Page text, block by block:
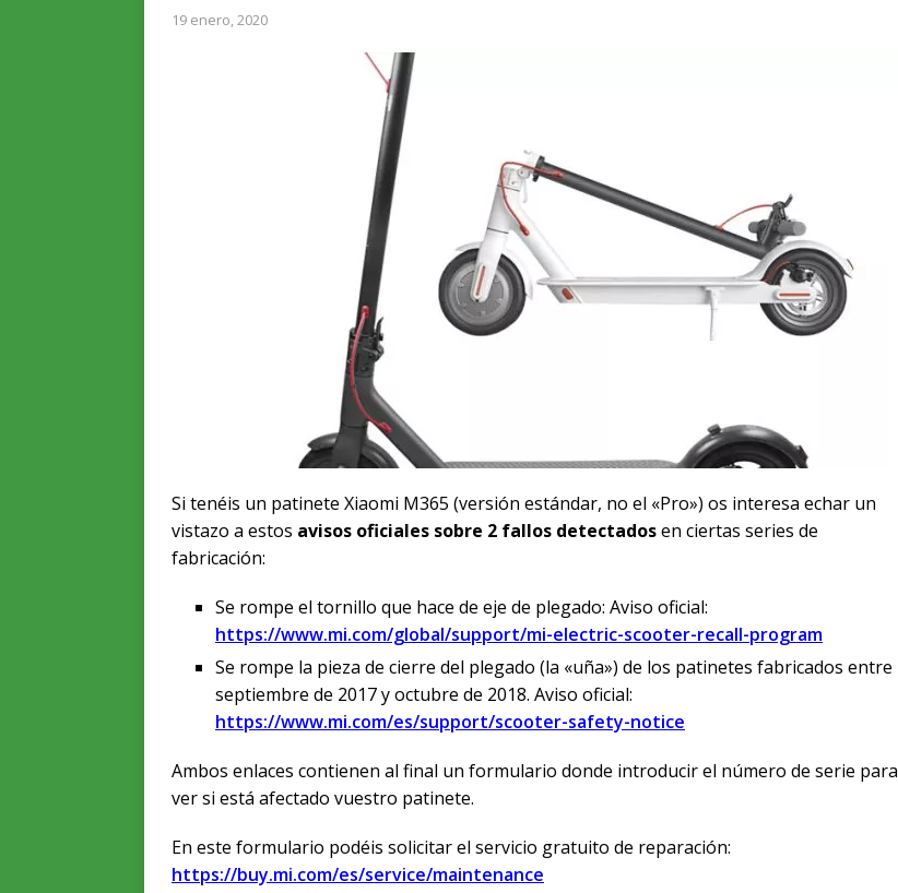
19 enero, 2020
Si tenéis un patinete Xiaomi M365 (versión estándar, no el «Pro») os interesa echar un
vistazo a estos avisos oficiales sobre 2 fallos detectadosen ciertas series de
fabricación:
Se rompe el tornillo que hace de eje de plegado: Aviso oficial:
https://www.mi.com/global/support/mi-electric-scooter-recall-program
Se rompe la pieza de cierre del plegado (la «uña») de los patinetes fabricados entre
septiembre de 2017 y octubre de 2018. Aviso oficial:
https://www.mi.com/es/support/scooter-safety-notice
Ambos enlaces contienen al final un formulario donde introducir el número de serie para
ver si está afectado vuestro patinete.
En este formulario podéis solicitar el servicio gratuito de reparación:
https://buy.mi.com/es/service/maintenance